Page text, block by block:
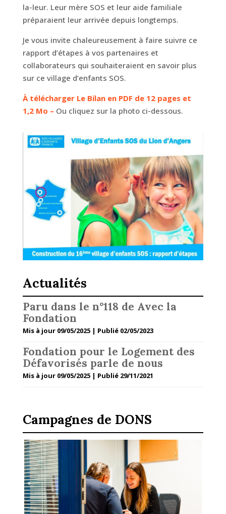
la-leur. Leur mère SOS et leur aide familiale
préparaient leur arrivée depuis longtemps.
Je vous invite chaleureusement à faire suivre ce
rapport d’étapes à vos partenaires et
collaborateurs qui souhaiteraient en savoir plus
sur ce village d’enfants SOS.
À télécharger Le Bilan en PDF de 12 pages et
1,2 Mo – Ou cliquez sur la photo ci-dessous.
Actualités
Paru dans le n°118 de Avec la
Fondation
Mis à jour 09/05/2025 | Publié 02/05/2023
Fondation pour le Logement des
Défavorisés parle de nous
Mis à jour 09/05/2025 | Publié 29/11/2021
Campagnes de DONS